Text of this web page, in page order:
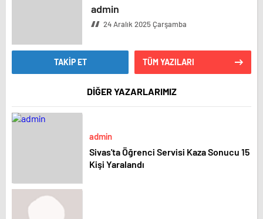
admin
24 Aralık 2025 Çarşamba
TAKİP ET TÜM YAZILARI
DİĞER YAZARLARIMIZ
admin
Sivas'ta Öğrenci Servisi Kaza Sonucu 15
Kişi Yaralandı